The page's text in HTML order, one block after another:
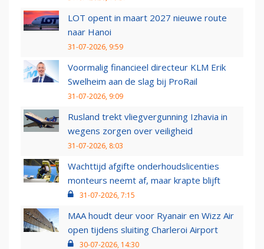
LOT opent in maart 2027 nieuwe route
naar Hanoi
31-07-2026, 9:59
Voormalig financieel directeur KLM Erik
Swelheim aan de slag bij ProRail
31-07-2026, 9:09
Rusland trekt vliegvergunning Izhavia in
wegens zorgen over veiligheid
31-07-2026, 8:03
Wachttijd afgifte onderhoudslicenties
monteurs neemt af, maar krapte blijft
31-07-2026, 7:15
MAA houdt deur voor Ryanair en Wizz Air
open tijdens sluiting Charleroi Airport
30-07-2026, 14:30